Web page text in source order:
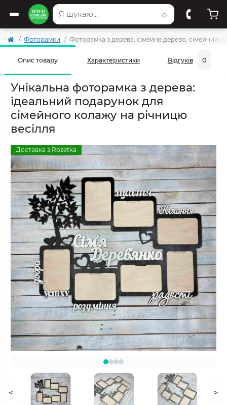
⌕
Фоторамки Фоторамка з дерева, сімейне дерево, сімейний
Опис товару Характеристики Відгуків 0
Унікальна фоторамка з дерева:
ідеальний подарунок для
сімейного колажу на річницю
весілля
Доставка з Rozetka
< >